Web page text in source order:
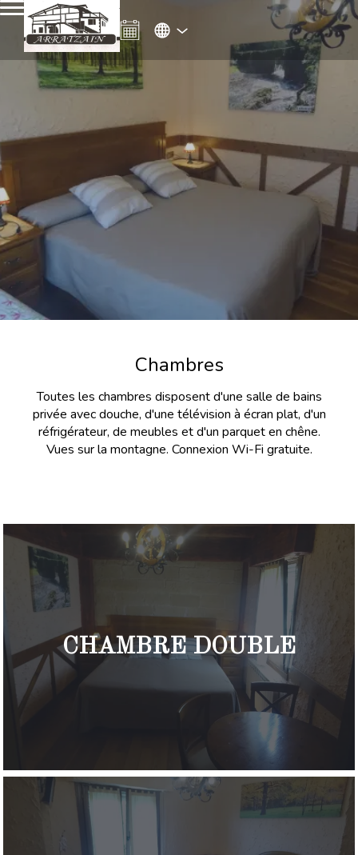
Chambres
Toutes les chambres disposent d'une salle de bains
privée avec douche, d'une télévision à écran plat, d'un
réfrigérateur, de meubles et d'un parquet en chêne.
Vues sur la montagne. Connexion Wi-Fi gratuite.
CHAMBRE DOUBLE